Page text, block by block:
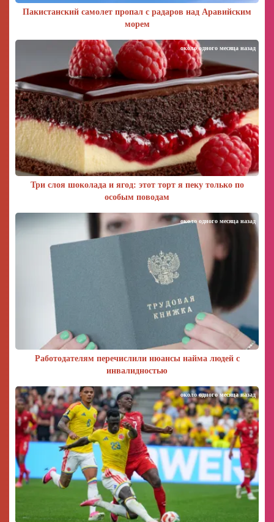
Пакистанский самолет пропал с радаров над Аравийским
морем
Три слоя шоколада и ягод: этот торт я пеку только по
особым поводам
около одного месяца назад
Работодателям перечислили нюансы найма людей с
инвалидностью
около одного месяца назад
около одного месяца назад